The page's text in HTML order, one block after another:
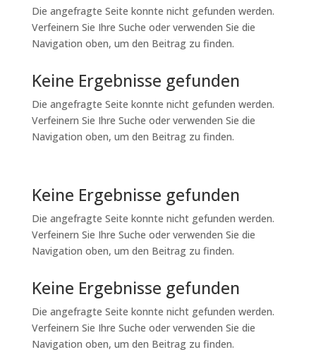
Die angefragte Seite konnte nicht gefunden werden.
Verfeinern Sie Ihre Suche oder verwenden Sie die
Navigation oben, um den Beitrag zu finden.
Keine Ergebnisse gefunden
Die angefragte Seite konnte nicht gefunden werden.
Verfeinern Sie Ihre Suche oder verwenden Sie die
Navigation oben, um den Beitrag zu finden.
Keine Ergebnisse gefunden
Die angefragte Seite konnte nicht gefunden werden.
Verfeinern Sie Ihre Suche oder verwenden Sie die
Navigation oben, um den Beitrag zu finden.
Keine Ergebnisse gefunden
Die angefragte Seite konnte nicht gefunden werden.
Verfeinern Sie Ihre Suche oder verwenden Sie die
Navigation oben, um den Beitrag zu finden.